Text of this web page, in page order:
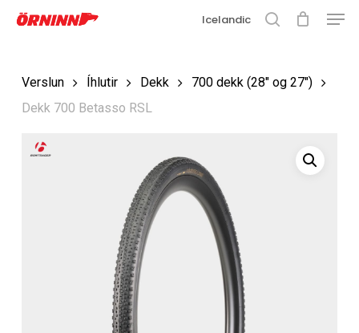
Fara
Loka
Icelandic
Verslun Íhlutir Dekk
700 dekk (28" og 27")
Dekk 700 Betasso RSL